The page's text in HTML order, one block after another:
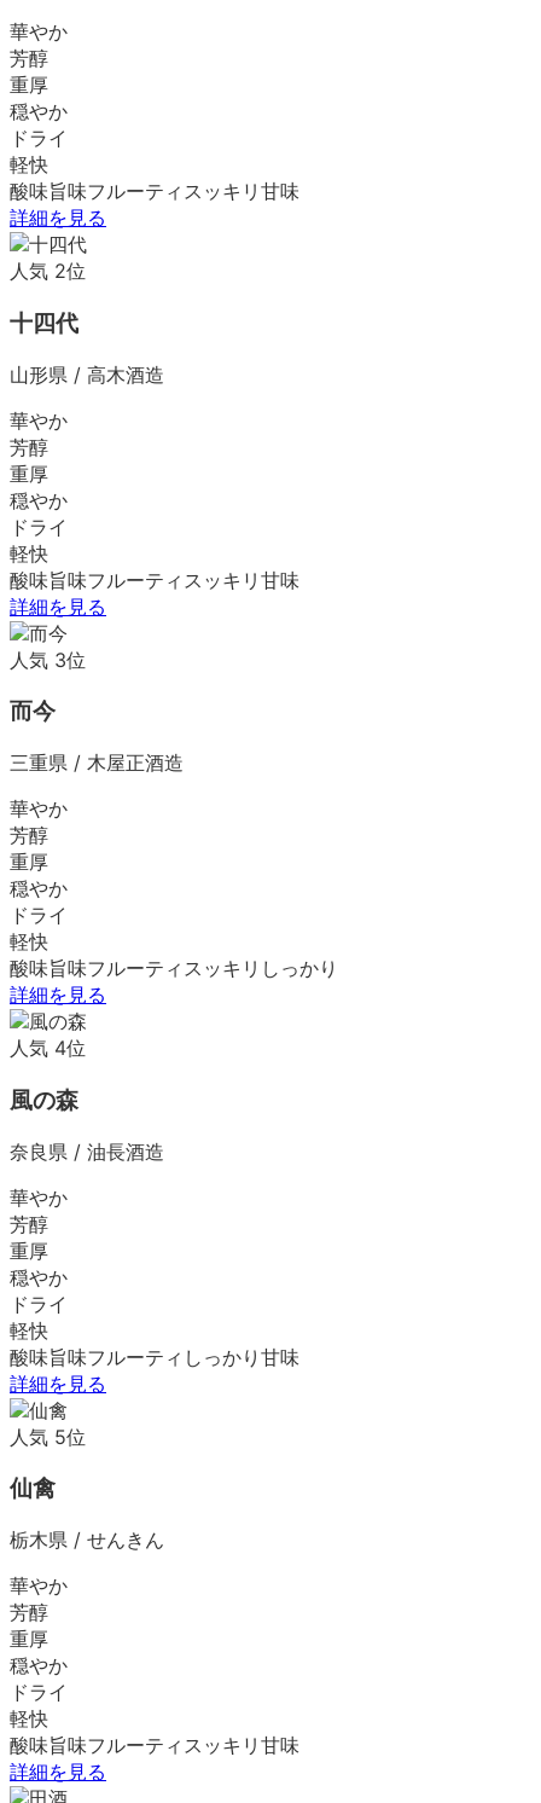
華やか
芳醇
重厚
穏やか
ドライ
軽快
酸味旨味フルーティ スッキリ 甘味
詳細を見る
人気 2位
十四代
山形県 / 高木酒造
華やか
芳醇
重厚
穏やか
ドライ
軽快
酸味旨味フルーティ スッキリ 甘味
詳細を見る
人気 3位
而今
三重県 / 木屋正酒造
華やか
芳醇
重厚
穏やか
ドライ
軽快
酸味旨味フルーティ スッキリ しっかり
詳細を見る
人気 4位
風の森
奈良県 / 油長酒造
華やか
芳醇
重厚
穏やか
ドライ
軽快
酸味旨味フルーティ しっかり 甘味
詳細を見る
人気 5位
仙禽
栃木県 / せんきん
華やか
芳醇
重厚
穏やか
ドライ
軽快
酸味旨味フルーティ スッキリ 甘味
詳細を見る